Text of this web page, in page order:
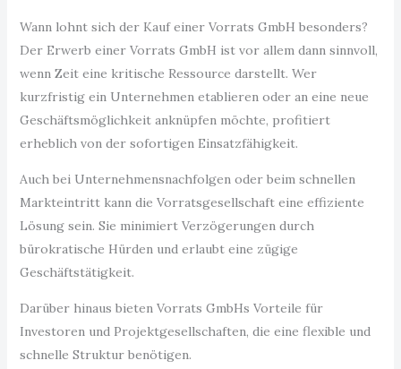
Wann lohnt sich der Kauf einer Vorrats GmbH besonders?
Der Erwerb einer Vorrats GmbH ist vor allem dann sinnvoll,
wenn Zeit eine kritische Ressource darstellt. Wer
kurzfristig ein Unternehmen etablieren oder an eine neue
Geschäftsmöglichkeit anknüpfen möchte, profitiert
erheblich von der sofortigen Einsatzfähigkeit.
Auch bei Unternehmensnachfolgen oder beim schnellen
Markteintritt kann die Vorratsgesellschaft eine effiziente
Lösung sein. Sie minimiert Verzögerungen durch
bürokratische Hürden und erlaubt eine zügige
Geschäftstätigkeit.
Darüber hinaus bieten Vorrats GmbHs Vorteile für
Investoren und Projektgesellschaften, die eine flexible und
schnelle Struktur benötigen.